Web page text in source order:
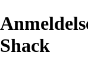
Shack